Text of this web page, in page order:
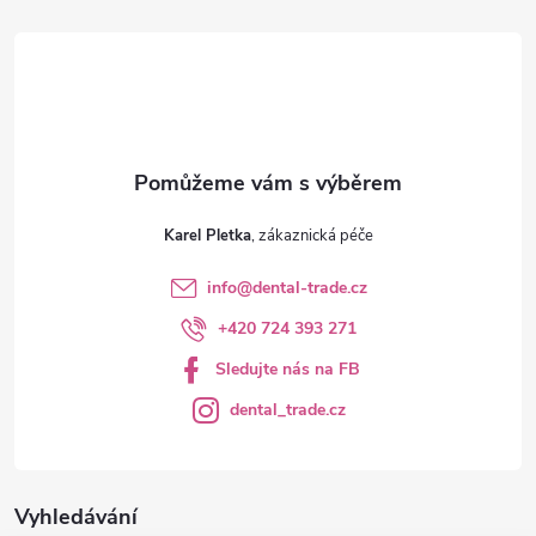
Vyhledávání
Karel Pletka
info@dental-trade.cz
+420 724 393 271
Sledujte nás na FB
dental_trade.cz